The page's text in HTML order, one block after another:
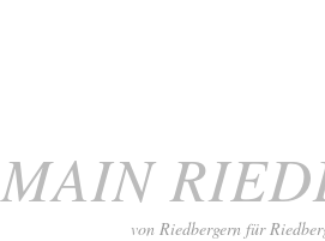
MAIN
von Riedbergern für